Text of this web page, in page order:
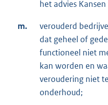
het advies
m.
verouderd
dat geheel of
functioneel niet
kan worden en
veroudering niet
onderhoud;